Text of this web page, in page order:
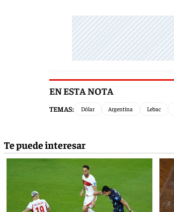
EN ESTA NOTA
TEMAS: Dólar Argentina Lebac